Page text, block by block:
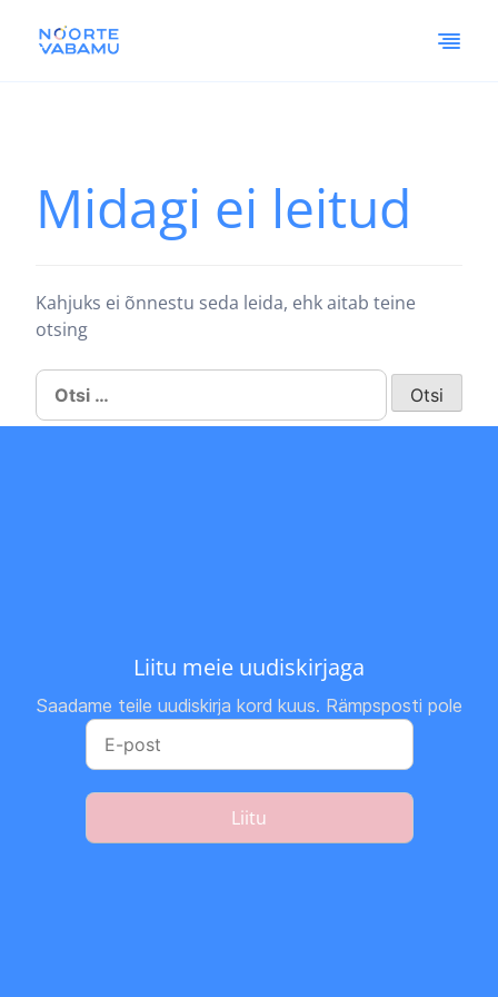
Midagi ei leitud
Kahjuks ei õnnestu seda leida, ehk aitab teine
otsing
Otsi:
Liitu meie uudiskirjaga
Saadame teile uudiskirja kord kuus. Rämpsposti pole
Liitu